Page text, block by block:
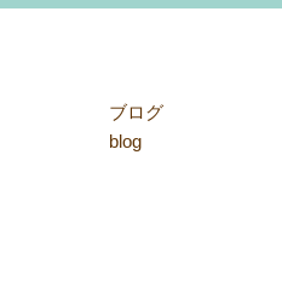
ブログ
blog